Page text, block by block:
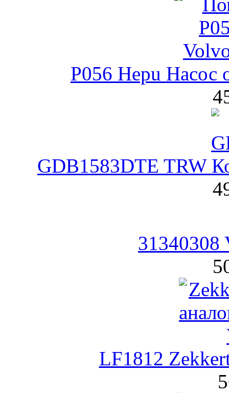
P056 Hepu
GDB1583DTE TRW
31340308
LF1812